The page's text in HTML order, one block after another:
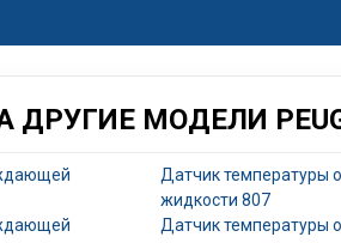
МОДЕЛИ
Датчик температуры
жидкости 807
Датчик температуры